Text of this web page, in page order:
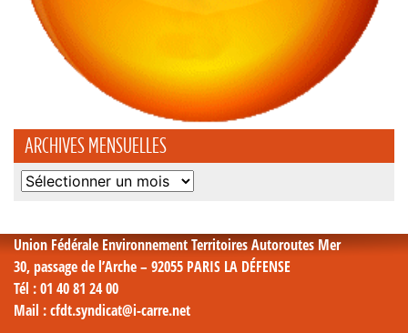
ARCHIVES MENSUELLES
Archives
Union Fédérale Environnement Territoires Autoroutes Mer
30, passage de l’Arche – 92055 PARIS LA DÉFENSE
Tél : 01 40 81 24 00
Mail : cfdt.syndicat@i-carre.net